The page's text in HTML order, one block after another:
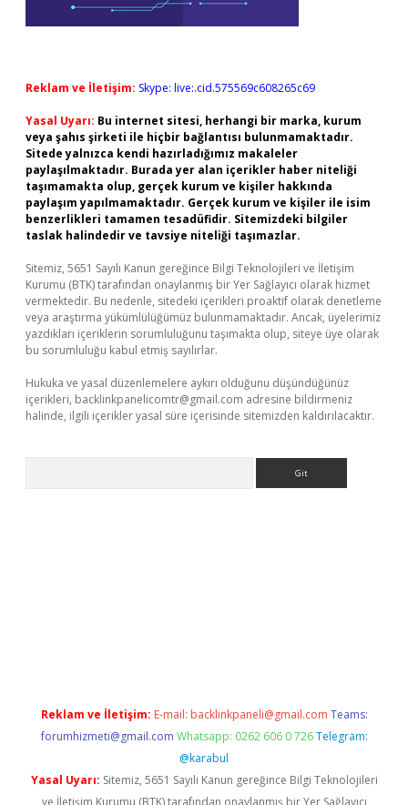
Reklam ve İletişim: Skype: live:.cid.575569c608265c69
Yasal Uyarı: Bu internet sitesi, herhangi bir marka, kurum
veya şahıs şirketi ile hiçbir bağlantısı bulunmamaktadır.
Sitede yalnızca kendi hazırladığımız makaleler
paylaşılmaktadır. Burada yer alan içerikler haber niteliği
taşımamakta olup, gerçek kurum ve kişiler hakkında
paylaşım yapılmamaktadır. Gerçek kurum ve kişiler ile isim
benzerlikleri tamamen tesadüfidir. Sitemizdeki bilgiler
taslak halindedir ve tavsiye niteliği taşımazlar.
Sitemiz, 5651 Sayılı Kanun gereğince Bilgi Teknolojileri ve İletişim
Kurumu (BTK) tarafından onaylanmış bir Yer Sağlayıcı olarak hizmet
vermektedir. Bu nedenle, sitedeki içerikleri proaktif olarak denetleme
veya araştırma yükümlülüğümüz bulunmamaktadır. Ancak, üyelerimiz
yazdıkları içeriklerin sorumluluğunu taşımakta olup, siteye üye olarak
bu sorumluluğu kabul etmiş sayılırlar.
Hukuka ve yasal düzenlemelere aykırı olduğunu düşündüğünüz
içerikleri, backlinkpanelicomtr@gmail.com adresine bildirmeniz
halinde, ilgili içerikler yasal süre içerisinde sitemizden kaldırılacaktır.
Reklam ve İletişim: E-mail: backlinkpaneli@gmail.com Teams:
forumhizmeti@gmail.com Whatsapp: 0262 606 0 726 Telegram:
@karabul
Yasal Uyarı: Sitemiz, 5651 Sayılı Kanun gereğince Bilgi Teknolojileri
ve İletişim Kurumu (BTK) tarafından onaylanmış bir Yer Sağlayıcı